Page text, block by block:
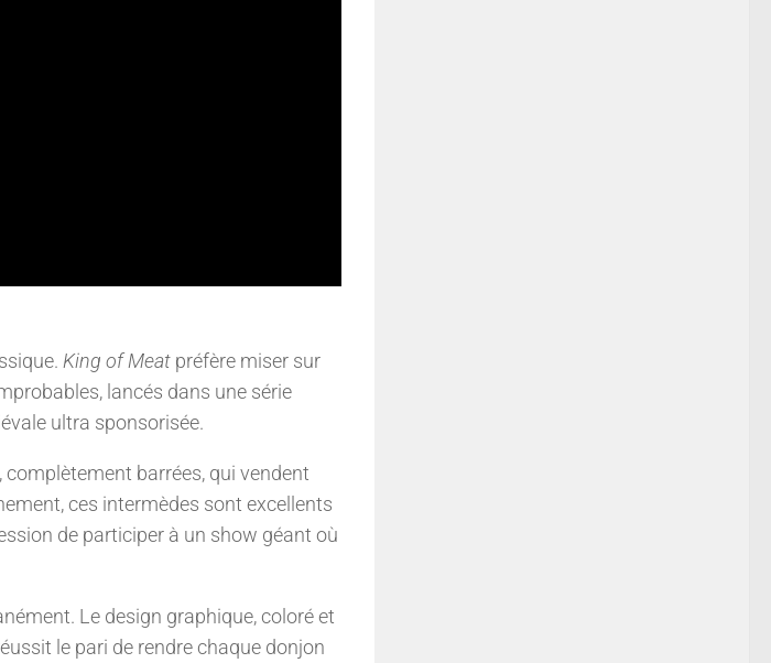
King of Meat préfère miser sur
lancés dans une série
ultra sponsorisée.
barrées, qui vendent
ces intermèdes sont excellents
de participer à un show géant où
Le design graphique, coloré et
le pari de rendre chaque donjon